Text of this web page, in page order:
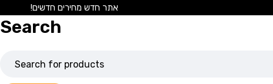
אתר חדש מחירים חדשים!
Search